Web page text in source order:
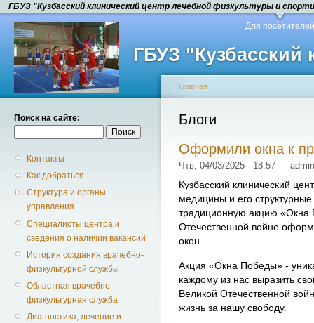
ГБУЗ "Кузбасский клинический центр лечебной физкультуры и
ГБУЗ
Для посетителей
Поиск на сайте:
Контакты
Как добраться
Структура и органы
управления
Специалисты центра и
сведения о наличии вакансий
История создания врачебно-
физкультурной службы
Областная врачебно-
физкультурная служба
Диагностика, лечение и
Главная
Блоги
Оформили окна к
Чтв, 04/03/2025 - 18:57 —
Кузбасский клинический
медицины и его
традиционную акцию
Отечественной войне
окон.
Акция «Окна Победы» -
каждому из нас выразить
Великой Отечественной
жизнь за нашу свободу.